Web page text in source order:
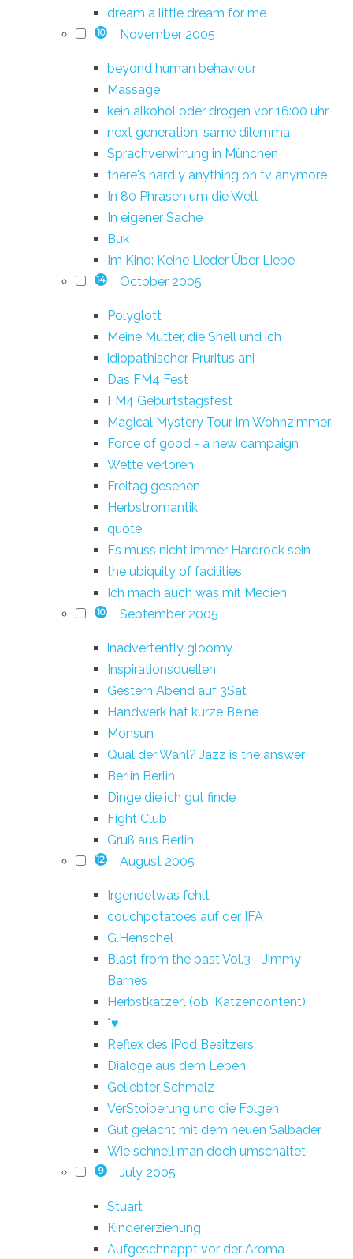
dream a little dream for me
10 November 2005
beyond human behaviour
Massage
kein alkohol oder drogen vor 16:00 uhr
next generation, same dilemma
Sprachverwirrung in München
there's hardly anything on tv anymore
In 80 Phrasen um die Welt
In eigener Sache
Buk
Im Kino: Keine Lieder Über Liebe
14 October 2005
Polyglott
Meine Mutter, die Shell und ich
idiopathischer Pruritus ani
Das FM4 Fest
FM4 Geburtstagsfest
Magical Mystery Tour im Wohnzimmer
Force of good - a new campaign
Wette verloren
Freitag gesehen
Herbstromantik
quote
Es muss nicht immer Hardrock sein
the ubiquity of facilities
Ich mach auch was mit Medien
10 September 2005
inadvertently gloomy
Inspirationsquellen
Gestern Abend auf 3Sat
Handwerk hat kurze Beine
Monsun
Qual der Wahl? Jazz is the answer
Berlin Berlin
Dinge die ich gut finde
Fight Club
Gruß aus Berlin
12 August 2005
Irgendetwas fehlt
couchpotatoes auf der IFA
G.Henschel
Blast from the past Vol.3 - Jimmy
Barnes
Herbstkatzerl (ob. Katzencontent)
*♥
Reflex des iPod Besitzers
Dialoge aus dem Leben
Geliebter Schmalz
VerStoiberung und die Folgen
Gut gelacht mit dem neuen Salbader
Wie schnell man doch umschaltet
9 July 2005
Stuart
Kindererziehung
Aufgeschnappt vor der Aroma